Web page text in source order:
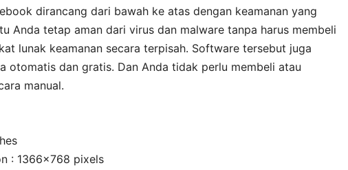
dirancang dari bawah ke atas dengan keamanan yang
Anda tetap aman dari virus dan malware tanpa harus membeli
lunak keamanan secara terpisah. Software tersebut juga
otomatis dan gratis. Dan Anda tidak perlu membeli atau
manual.
: 1366×768 pixels